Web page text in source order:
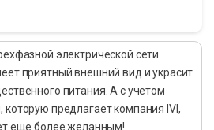
электрической сети
приятный внешний вид и украсит
питания. А с учетом
предлагает компания IVI,
еще более желанным!